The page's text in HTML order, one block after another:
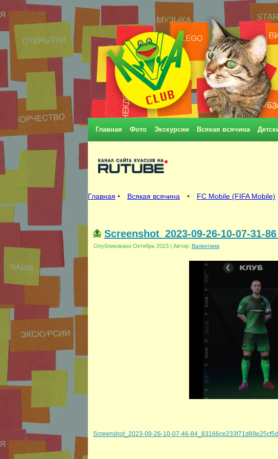
Главная Фото Экскурсии Всякая всячина
Главная • Всякая всячина • FC Mobile (FIFA Mobile)
Screenshot_2023-09-26-10-07-31-
Опубликовано Октябрь 2023 | Автор: Валентина
Screenshot_2023-09-26-10-07-46-